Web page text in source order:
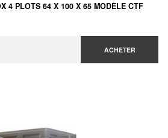
4 PLOTS 64 X 100 X 65 MODÈLE CTF
ACHETER